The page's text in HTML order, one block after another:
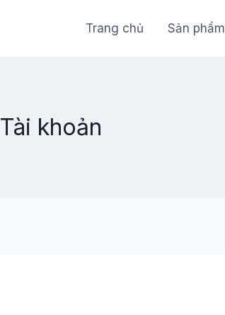
Trang chủ Sản phẩm
Tài khoản